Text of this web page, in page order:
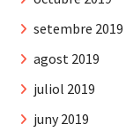
setembre 2019
agost 2019
juliol 2019
juny 2019